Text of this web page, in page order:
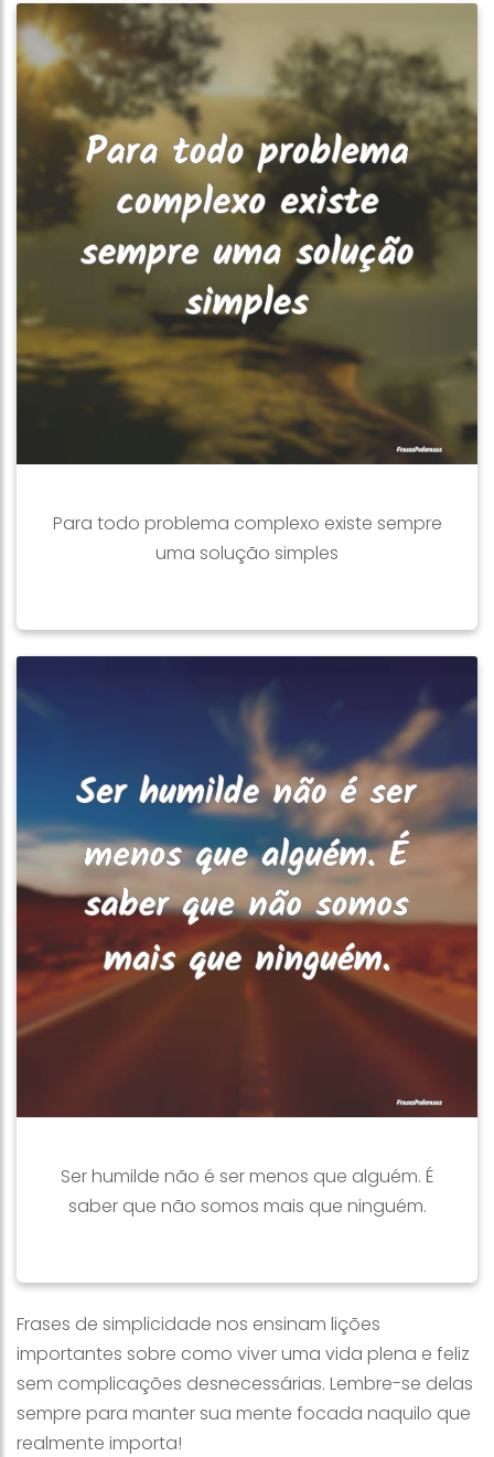
Para todo problema complexo existe sempre
uma solução simples
Ser humilde não é ser menos que alguém. É
saber que não somos mais que ninguém.
Frases de simplicidade nos ensinam lições
importantes sobre como viver uma vida plena e feliz
sem complicações desnecessárias. Lembre-se delas
sempre para manter sua mente focada naquilo que
realmente importa!